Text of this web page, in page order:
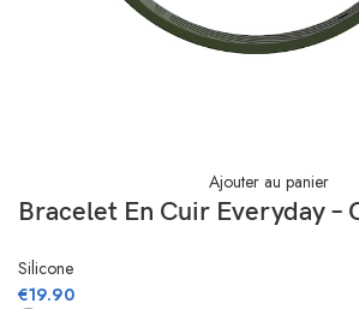
Ajouter au panier
Bracelet En Cuir Everyday –
Silicone
€19.90